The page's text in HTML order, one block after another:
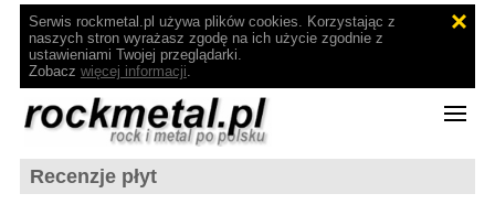
Serwis rockmetal.pl używa plików cookies. Korzystając z
naszych stron wyrażasz zgodę na ich użycie zgodnie z
ustawieniami Twojej przeglądarki.
Zobacz więcej informacji.
Recenzje płyt